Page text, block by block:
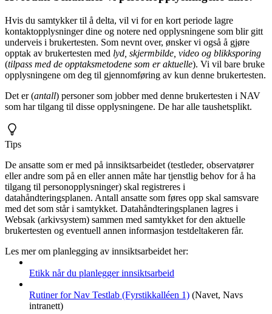
Hvis du samtykker til å delta, vil vi for en kort periode lagre
kontaktopplysninger dine og notere ned opplysningene som blir gitt
underveis i brukertesten. Som nevnt over, ønsker vi også å gjøre
opptak av brukertesten med lyd, skjermbilde, video og blikksporing
(tilpass med de opptaksmetodene som er aktuelle). Vi vil bare bruke
opplysningene om deg til gjennomføring av kun denne brukertesten.
Det er (antall) personer som jobber med denne brukertesten i NAV
som har tilgang til disse opplysningene. De har alle taushetsplikt.
Tips
De ansatte som er med på innsiktsarbeidet (testleder, observatører
eller andre som på en eller annen måte har tjenstlig behov for å ha
tilgang til personopplysninger) skal registreres i
datahåndteringsplanen. Antall ansatte som føres opp skal samsvare
med det som står i samtykket. Datahåndteringsplanen lagres i
Websak (arkivsystem) sammen med samtykket for den aktuelle
brukertesten og eventuell annen informasjon testdeltakeren får.
Les mer om planlegging av innsiktsarbeidet her:
Etikk når du planlegger innsiktsarbeid
Rutiner for Nav Testlab (Fyrstikkalléen 1) (Navet, Navs
intranett)